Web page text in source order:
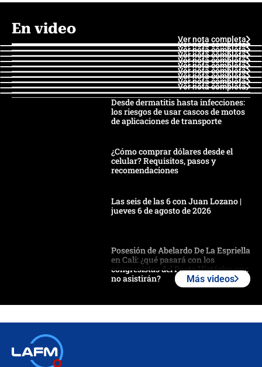
En video
Ver nota completa
Ver nota completa
Ver nota completa
Ver nota completa
Ver nota completa
Ver nota completa
Ver nota completa
Ver nota completa
Ver nota completa
Ver nota completa
Desde dermatitis hasta infecciones:
los riesgos de usar cascos de motos
de aplicaciones de transporte
¿Cómo comprar dólares desde el
celular? Requisitos, pasos y
recomendaciones
Las seis de las 6 con Juan Lozano |
jueves 6 de agosto de 2026
Posesión de Abelardo De La Espriella
en Cali: ¿qué pasará con los
congresistas del Pacto Histórico que
no asistirán?
Más videos